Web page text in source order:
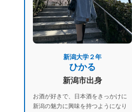
新潟大学２年
ひかる
新潟市出身
お酒が好きで、日本酒をきっかけに
新潟の魅力に興味を持つようになり